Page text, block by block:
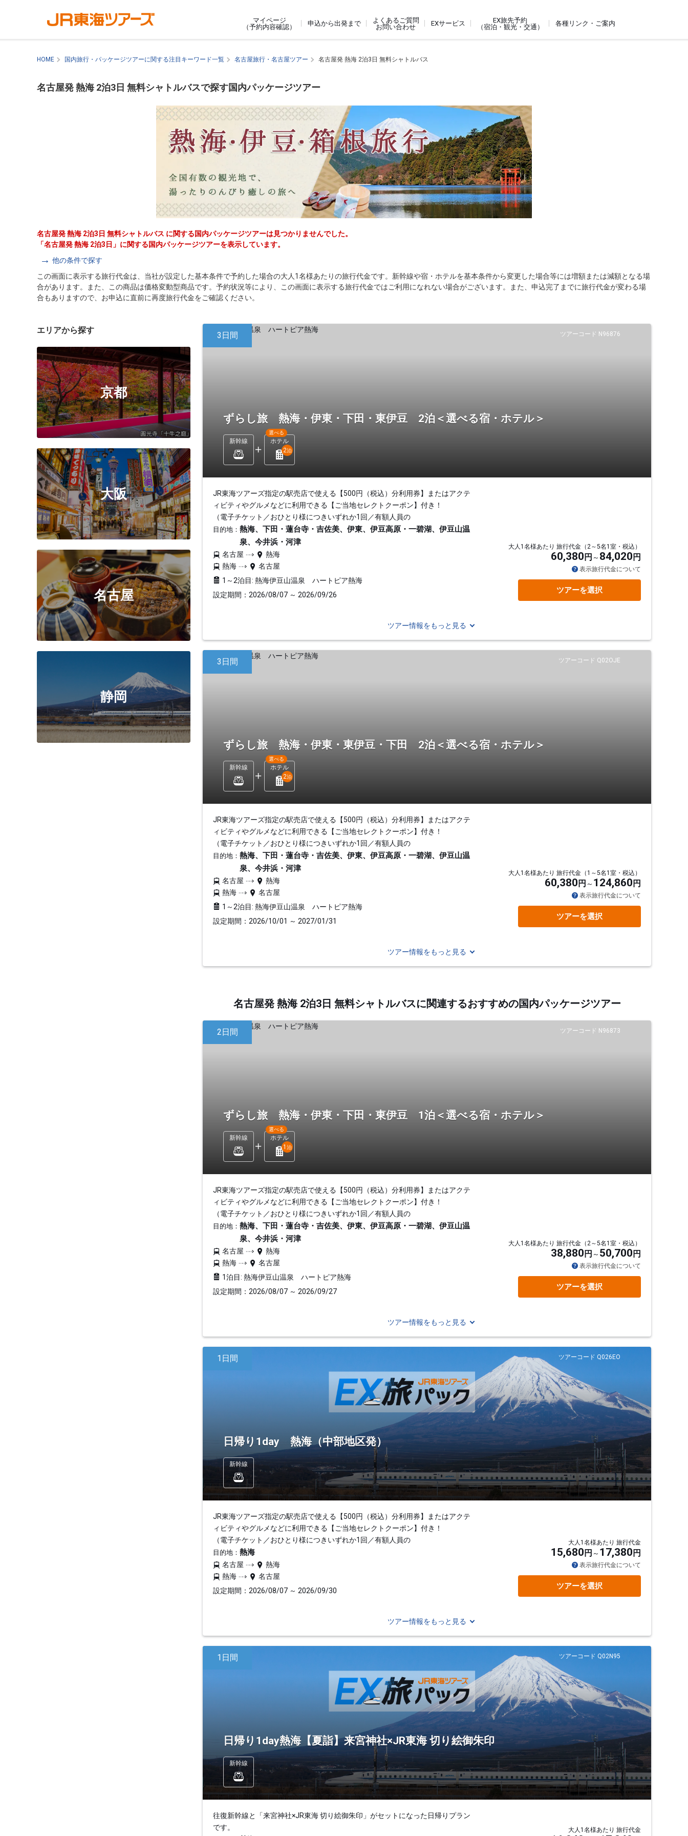
マイページ
（予約内容確認）
申込から出発まで
よくあるご質問
お問い合わせ
EXサービス
EX旅先予約
（宿泊・観光・交通）
各種リンク・ご案内
HOME 国内旅行・パッケージツアーに関する注目キーワード一覧 名古屋旅行・名古屋ツアー 名古屋発 熱海 2泊3日 無料シャトルバス
名古屋発 熱海 2泊3日 無料シャトルバスで探す国内パッケージツアー
名古屋発 熱海 2泊3日 無料シャトルバス に関する国内パッケージツアーは見つかりませんでした。
「名古屋発 熱海 2泊3日」に関する国内パッケージツアーを表示しています。
他の条件で探す
この画面に表示する旅行代金は、当社が設定した基本条件で予約した場合の大人1名様あたりの旅行代金です。新幹線や宿・ホテルを基本条件から変更した場合等には増額または減額となる場
合があります。また、この商品は価格変動型商品です。予約状況等により、この画面に表示する旅行代金ではご利用になれない場合がございます。また、申込完了までに旅行代金が変わる場
合もありますので、お申込に直前に再度旅行代金をご確認ください。
エリアから探す
京都
大阪
名古屋
静岡
ツアーコード N96876
3日間
ずらし旅 熱海・伊東・下田・東伊豆 2泊＜選べる宿・ホテル＞
新幹線 ホテル
選べる
2泊
JR東海ツアーズ指定の駅売店で使える【500円（税込）分利用券】またはアクテ
ィビティやグルメなどに利用できる【ご当地セレクトクーポン】付き！
（電子チケット／おひとり様につきいずれか1回／有額人員の
目的地： 熱海、下田・蓮台寺・吉佐美、伊東、伊豆高原・一碧湖、伊豆山温
泉、今井浜・河津
名古屋
熱海
熱海
名古屋
1～2泊目: 熱海伊豆山温泉 ハートピア熱海
設定期間：2026/08/07 ～ 2026/09/26
大人1名様あたり 旅行代金（2～5名1室・税込）
60,380 円 84,020 円
表示旅行代金について
ツアーを選択
ツアー情報をもっと見る
ツアーコード Q02OJE
3日間
ずらし旅 熱海・伊東・東伊豆・下田 2泊＜選べる宿・ホテル＞
新幹線 ホテル
選べる
2泊
JR東海ツアーズ指定の駅売店で使える【500円（税込）分利用券】またはアクテ
ィビティやグルメなどに利用できる【ご当地セレクトクーポン】付き！
（電子チケット／おひとり様につきいずれか1回／有額人員の
目的地： 熱海、下田・蓮台寺・吉佐美、伊東、伊豆高原・一碧湖、伊豆山温
泉、今井浜・河津
名古屋
熱海
熱海
名古屋
1～2泊目: 熱海伊豆山温泉 ハートピア熱海
設定期間：2026/10/01 ～ 2027/01/31
大人1名様あたり 旅行代金（1～5名1室・税込）
60,380 円 124,860 円
表示旅行代金について
ツアーを選択
ツアー情報をもっと見る
名古屋発 熱海 2泊3日 無料シャトルバスに関連するおすすめの国内パッケージツアー
ツアーコード N96873
2日間
ずらし旅 熱海・伊東・下田・東伊豆 1泊＜選べる宿・ホテル＞
新幹線 ホテル
選べる
1 泊
JR東海ツアーズ指定の駅売店で使える【500円（税込）分利用券】またはアクテ
ィビティやグルメなどに利用できる【ご当地セレクトクーポン】付き！
（電子チケット／おひとり様につきいずれか1回／有額人員の
目的地： 熱海、下田・蓮台寺・吉佐美、伊東、伊豆高原・一碧湖、伊豆山温
泉、今井浜・河津
名古屋
熱海
熱海
名古屋
1泊目: 熱海伊豆山温泉 ハートピア熱海
設定期間：2026/08/07 ～ 2026/09/27
大人1名様あたり 旅行代金（2～5名1室・税込）
38,880 円 50,700 円
表示旅行代金について
ツアーを選択
ツアー情報をもっと見る
ツアーコード Q026EO
1日間
日帰り1day 熱海（中部地区発）
新幹線
JR東海ツアーズ指定の駅売店で使える【500円（税込）分利用券】またはアクテ
ィビティやグルメなどに利用できる【ご当地セレクトクーポン】付き！
（電子チケット／おひとり様につきいずれか1回／有額人員の
目的地： 熱海
名古屋
熱海
熱海
名古屋
設定期間：2026/08/07 ～ 2026/09/30
大人1名様あたり 旅行代金
15,680 円 17,380 円
表示旅行代金について
ツアーを選択
ツアー情報をもっと見る
ツアーコード Q02N95
1日間
日帰り1day熱海【夏詣】来宮神社×JR東海 切り絵御朱印
新幹線
往復新幹線と「来宮神社×JR東海 切り絵御朱印」がセットになった日帰りプラン
です。
大人1名様あたり 旅行代金